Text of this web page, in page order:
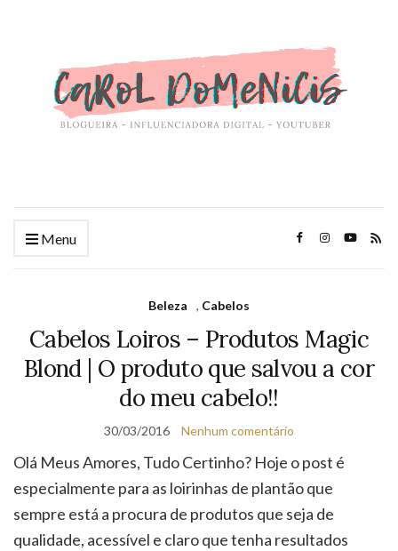
Menu
Beleza , Cabelos
Cabelos Loiros – Produtos Magic
Blond | O produto que salvou a cor
do meu cabelo!!
30/03/2016 Nenhum comentário
Olá Meus Amores, Tudo Certinho? Hoje o post é
especialmente para as loirinhas de plantão que
sempre está a procura de produtos que seja de
qualidade, acessível e claro que tenha resultados